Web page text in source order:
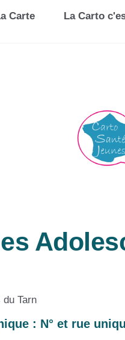
Carte La Carto
Tarn
: N° et rue